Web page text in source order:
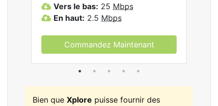
Vers le bas: 25 Mbps
En haut: 2.5 Mbps
Commandez Maintenant
Bien que Xplore puisse fournir des